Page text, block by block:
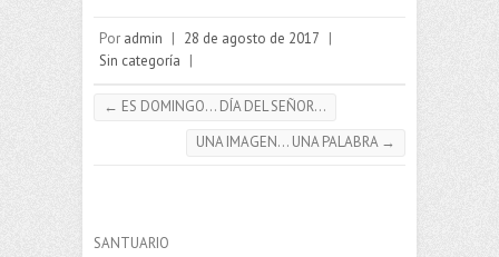
Por admin | 28 de agosto de 2017 |
Sin categoría |
← ES DOMINGO… DÍA DEL SEÑOR…
UNA IMAGEN… UNA PALABRA →
SANTUARIO